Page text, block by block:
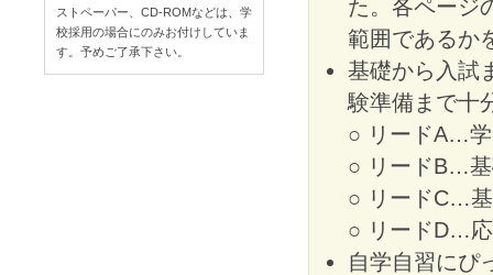
た。各ページ
範囲であるか
基礎から入試
験準備まで十
○ リードA…学
○ リードB…基
○ リードC…基
○ リードD…応
自学自習にぴ
ストペーパー、CD-ROMなどは、学
校採用の場合にのみお付けしていま
す。予めご了承下さい。